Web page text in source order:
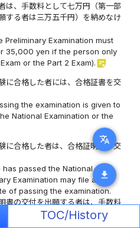
translate
download
は、手数料として七万円（第一部
する者は三万五千円）を納めなけ
Examination must
35,000 yen if the person only
or the Part 2 Exam).sticky_note_2
に合格した者には、合格証書を交
the examination is given to
National Examination or the
に合格した者は、合格証明書の交
passed the National
Examination may file an
of passing the examination.
書の交付を出願する者は、手数料
ければならない。sticky_note_2
TOC/History